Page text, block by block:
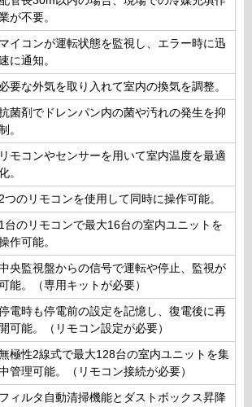
が不要。
マイコンが運転状態を監視し、エラー時に迅
に通知。
必要な外気を取り入れて室内の換気を調整。
菌剤でドレンパン内の菌や汚れの発生を抑
。
リモコンやセンサーを用いて室内温度を最適
。
2つのリモコンを使用して同時に操作可能。
1台のリモコンで最大16台の室内ユニットを
作可能。
央監視盤からの信号で運転や停止、監視が
能。（専用キットが必要）
電時も停電前の設定を記憶し、復電後に再
開可能。（リモコン設定が必要）
極性2線式で最大128台の室内ユニットを集
管理可能。（リモコン接続が必要）
フィルタ自動清掃機能とダストボックス昇降